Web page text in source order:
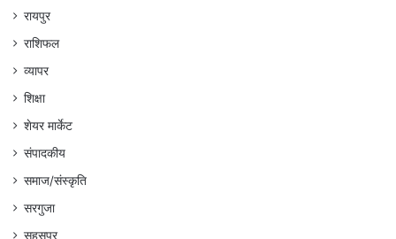
रायपुर
राशिफल
व्यापर
शिक्षा
शेयर मार्केट
संपादकीय
समाज/संस्कृति
सरगुजा
सहसपुर